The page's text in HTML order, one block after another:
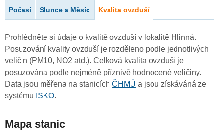
Počasí Slunce a Měsíc Kvalita ovzduší
Prohlédněte si údaje o kvalitě ovzduší v lokalitě Hlinná.
Posuzování kvality ovzduší je rozděleno podle jednotlivých
veličin (PM10, NO2 atd.). Celková kvalita ovzduší je
posuzována podle nejméně příznivě hodnocené veličiny.
Data jsou měřena na stanicích ČHMÚ a jsou získáváná ze
systému ISKO.
Mapa stanic